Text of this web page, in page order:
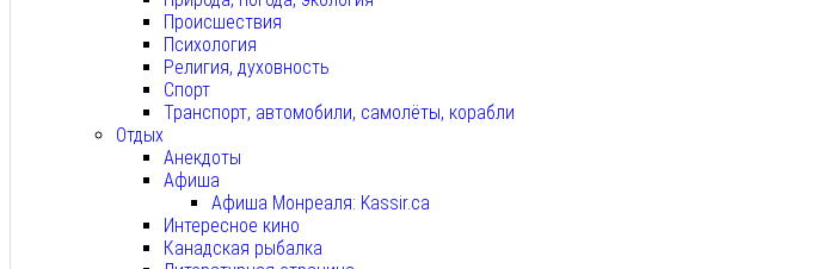
Происшествия
Психология
Религия, духовность
Спорт
Транспорт, автомобили, самолёты, корабли
Отдых
Анекдоты
Афиша
Афиша Монреаля: Kassir.ca
Интересное кино
Канадская рыбалка